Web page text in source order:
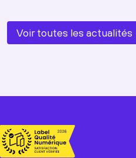
Voir toutes les actualités
Adresse